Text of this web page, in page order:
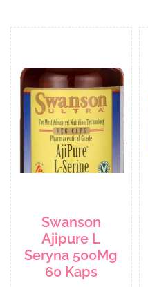
Swanson
Ajipure L
Seryna 500Mg
60 Kaps